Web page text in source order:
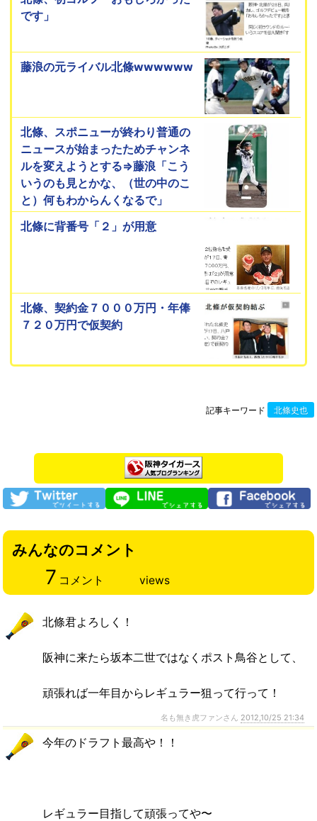
です」
藤浪の元ライバル北條wwwwww
北條、スポニューが終わり普通の
ニュースが始まったためチャンネ
ルを変えようとする⇒藤浪「こう
いうのも見とかな、（世の中のこ
と）何もわからんくなるで」
北條に背番号「２」が用意
北條、契約金７０００万円・年俸
７２０万円で仮契約
記事キーワード 北條史也
みんなのコメント
7 コメント views
北條君よろしく！
阪神に来たら坂本二世ではなくポスト鳥谷として、
頑張れば一年目からレギュラー狙って行って！
名も無き虎ファンさん 2012,10/25 21:34
今年のドラフト最高や！！
レギュラー目指して頑張ってや〜